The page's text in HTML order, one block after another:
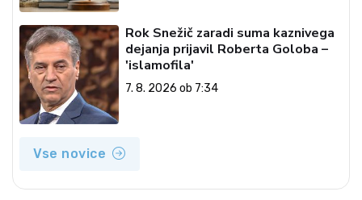
Rok Snežič zaradi suma kaznivega
dejanja prijavil Roberta Goloba –
'islamofila'
7. 8. 2026 ob 7:34
Vse novice